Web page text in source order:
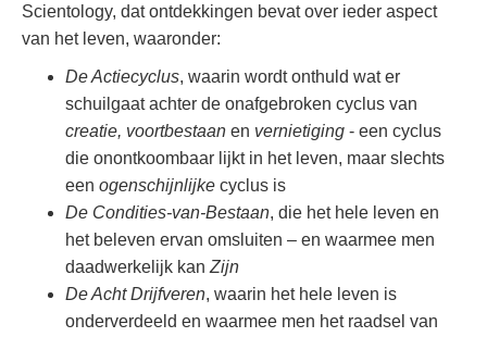
Scientology, dat ontdekkingen bevat over ieder aspect
van het leven, waaronder:
De Actiecyclus, waarin wordt onthuld wat er
schuilgaat achter de onafgebroken cyclus van
creatie, voortbestaan en vernietiging - een cyclus
die onontkoombaar lijkt in het leven, maar slechts
een ogenschijnlijke cyclus is
De Condities-van-Bestaan, die het hele leven en
het beleven ervan omsluiten – en waarmee men
daadwerkelijk kan Zijn
De Acht Drijfveren, waarin het hele leven is
onderverdeeld en waarmee men het raadsel van